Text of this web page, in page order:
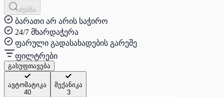
ძებნა
ბარათი არ არის საჭირო
24/7 მხარდაჭერა
ფარული გადასახადების გარეშე
ფილტრები
გასუფთავება
ავტომატიკა
40
მექანიკა
3